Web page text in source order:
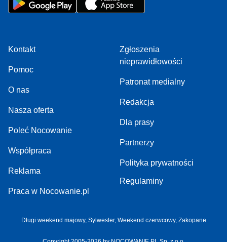
Kontakt
Pomoc
O nas
Nasza oferta
Poleć Nocowanie
Współpraca
Reklama
Praca w Nocowanie.pl
Zgłoszenia
nieprawidłowości
Patronat medialny
Redakcja
Dla prasy
Partnerzy
Polityka prywatności
Regulaminy
Długi weekend majowy, Sylwester, Weekend czerwcowy, Zakopane